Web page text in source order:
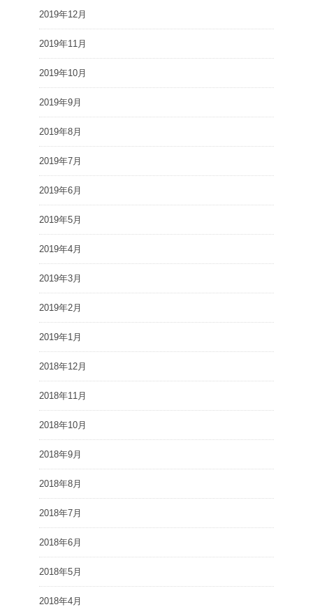
2019年12月
2019年11月
2019年10月
2019年9月
2019年8月
2019年7月
2019年6月
2019年5月
2019年4月
2019年3月
2019年2月
2019年1月
2018年12月
2018年11月
2018年10月
2018年9月
2018年8月
2018年7月
2018年6月
2018年5月
2018年4月